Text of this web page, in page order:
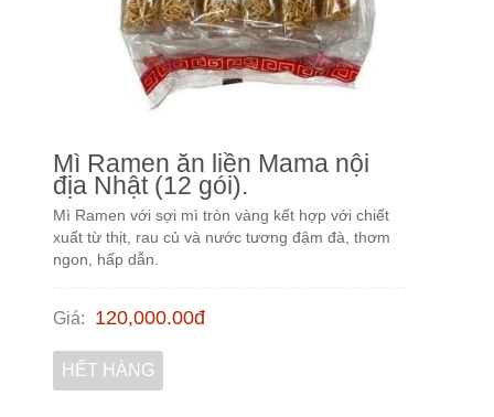
Mì Ramen ăn liền Mama nội
địa Nhật (12 gói).
Mì Ramen với sợi mì tròn vàng kết hợp với chiết
xuất từ thịt, rau củ và nước tương đậm đà, thơm
ngon, hấp dẫn.
Giá: 120,000.00đ
HẾT HÀNG